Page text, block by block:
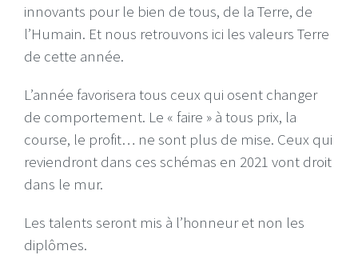
innovants pour le bien de tous, de la Terre, de
l’Humain. Et nous retrouvons ici les valeurs Terre
de cette année.
L’année favorisera tous ceux qui osent changer
de comportement. Le « faire » à tous prix, la
course, le profit… ne sont plus de mise. Ceux qui
reviendront dans ces schémas en 2021 vont droit
dans le mur.
Les talents seront mis à l’honneur et non les
diplômes.